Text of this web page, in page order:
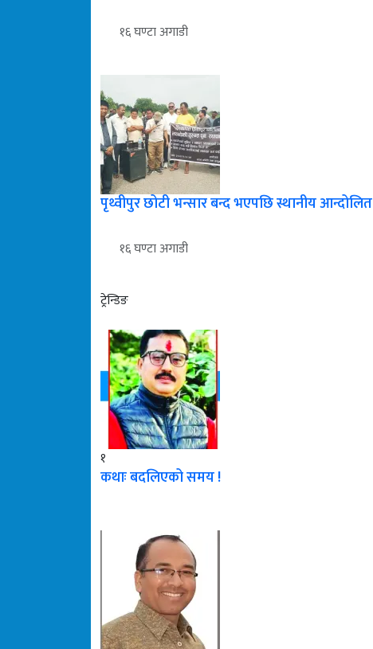
१६ घण्टा अगाडी
पृथ्वीपुर छोटी भन्सार बन्द भएपछि स्थानीय आन्दोलित
१६ घण्टा अगाडी
ट्रेन्डिङ
१
कथाः बदलिएको समय !